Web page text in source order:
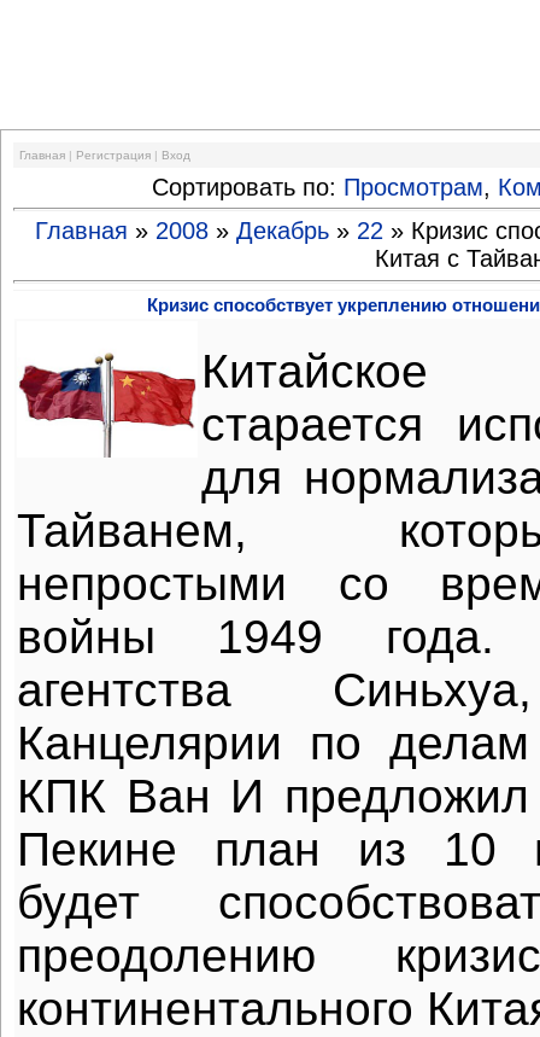
Главная | Регистрация | Вход
Сортировать по: Просмотрам,
Главная » 2008 » Декабрь » 22 » Кризис
Китая с
Кризис способствует укреплению
старается
для
Тайванем,
непростыми со
войны 1949
агентства Синьхуа
Канцелярии по
КПК Ван И предложил
Пекине план из 10
будет
преодолению
континентального